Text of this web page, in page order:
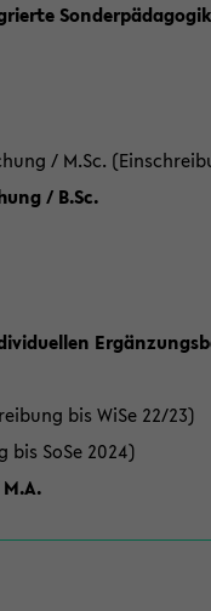
/ M.Sc.
/ B.Sc.
bis WiSe 22/23)
bis SoSe 2024)